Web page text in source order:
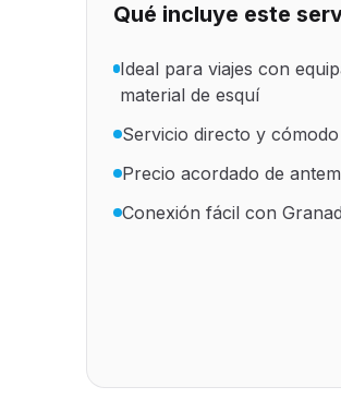
Qué incluye este
Ideal para viajes con
material de esquí
Servicio directo y cómodo
Precio acordado de
Conexión fácil con